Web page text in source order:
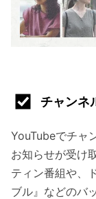
チャンネ
YouTubeでチャ
お知らせが受け
ティン番組や、
ブル』などのバ